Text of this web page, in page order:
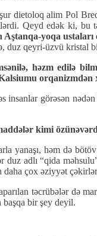
dietoloq alim Pol
Qeyd edək ki,
yoqa
qeyri-üzvü kristal
həzm edilə
orqanizmdən
insanlar görəsən
kimi
yanaşı, həm də
adlı “qida
daha çox əziyyət
təcrübələr də
bir şey deyil.